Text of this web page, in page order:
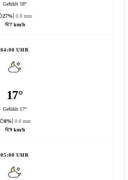
Gefühlt 18°
27%
0.0 mm
7 km/h
04:00 UHR
17°
Gefühlt 17°
8%
0.0 mm
9 km/h
05:00 UHR